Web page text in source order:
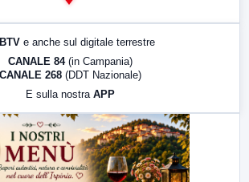
LabNews (replica)
e anche sul digitale terrestre
CANALE 84 (in Campania)
CANALE 268 (DDT Nazionale)
E sulla nostra APP